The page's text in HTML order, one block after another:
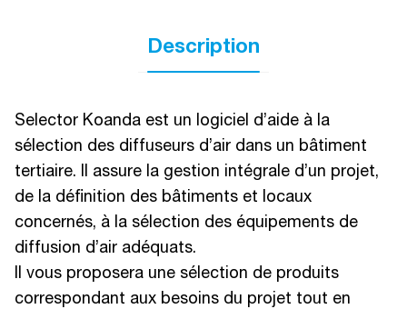
Description
Selector Koanda est un logiciel d’aide à la
sélection des diffuseurs d’air dans un bâtiment
tertiaire. Il assure la gestion intégrale d’un projet,
de la définition des bâtiments et locaux
concernés, à la sélection des équipements de
diffusion d’air adéquats.
Il vous proposera une sélection de produits
correspondant aux besoins du projet tout en